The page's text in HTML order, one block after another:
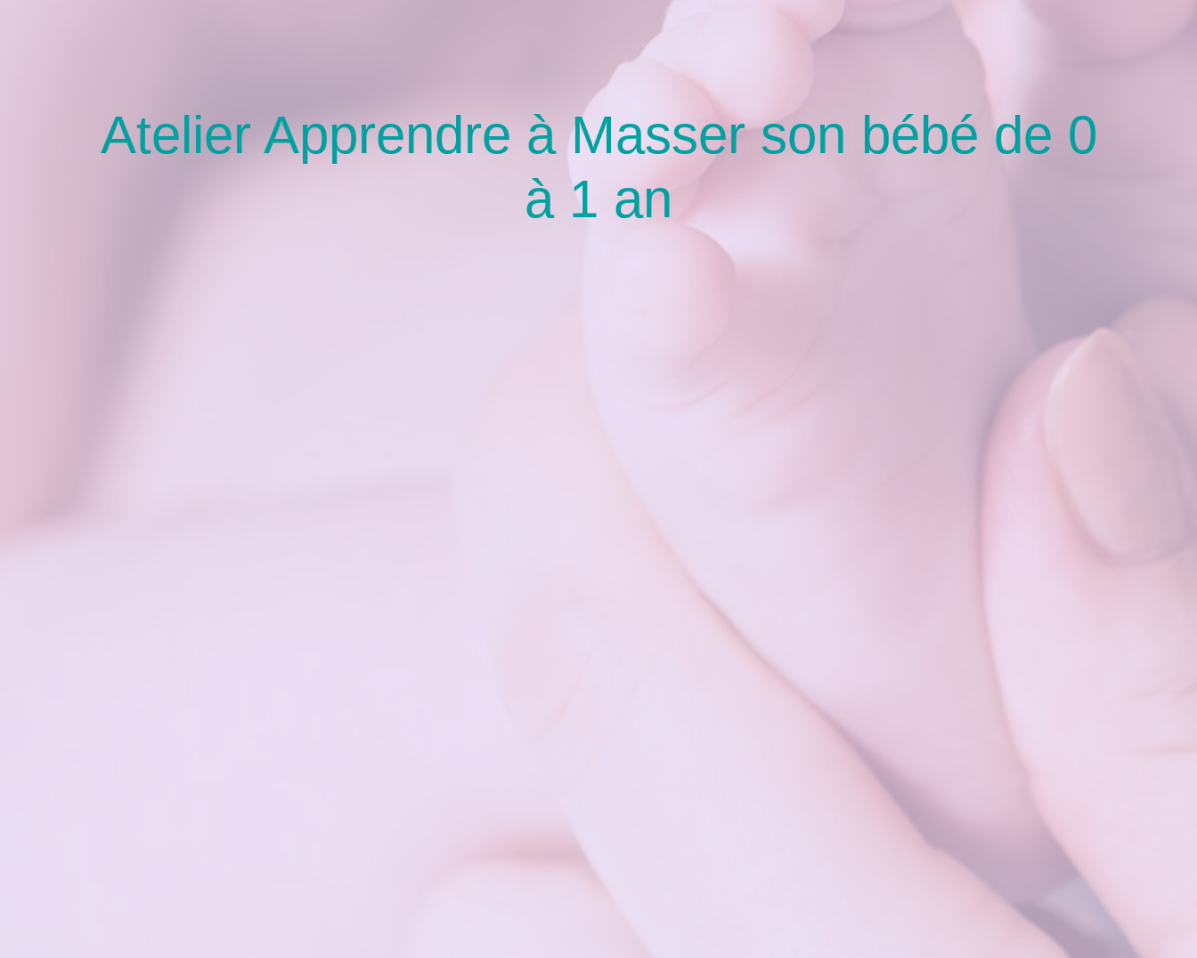
Atelier Apprendre à Masser son bébé de 0
à 1 an